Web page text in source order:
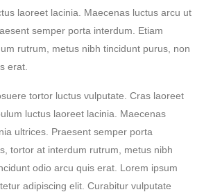
laoreet lacinia. Maecenas luctus arcu ut
semper porta interdum. Etiam
rutrum, metus nibh tincidunt purus, non
erat.
tortor luctus vulputate. Cras laoreet
luctus laoreet lacinia. Maecenas
ultrices. Praesent semper porta
tortor at interdum rutrum, metus nibh
odio arcu quis erat. Lorem ipsum
adipiscing elit. Curabitur vulputate